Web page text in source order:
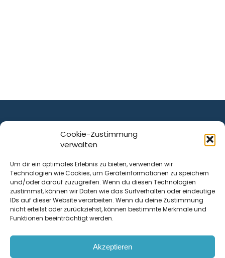
Cookie-Zustimmung
verwalten
Um dir ein optimales Erlebnis zu bieten, verwenden wir
Technologien wie Cookies, um Geräteinformationen zu speichern
und/oder darauf zuzugreifen. Wenn du diesen Technologien
zustimmst, können wir Daten wie das Surfverhalten oder eindeutige
IDs auf dieser Website verarbeiten. Wenn du deine Zustimmung
nicht erteilst oder zurückziehst, können bestimmte Merkmale und
Funktionen beeinträchtigt werden.
Akzeptieren
ist ein Service von
Krenn Real GmbH
Tischlerstraße 12
4050Traun| Österreich
Kontakt